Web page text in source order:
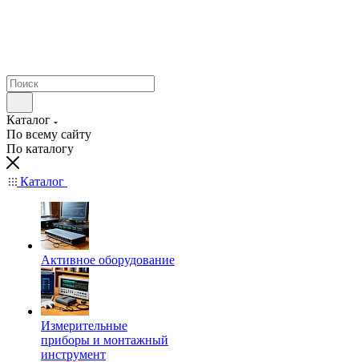
Каталог
По всему сайту
По каталогу
Каталог
Активное оборудование
Измерительные
приборы и монтажный
инструмент